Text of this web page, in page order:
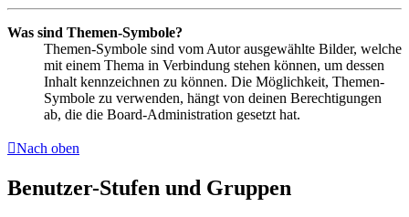
Was sind Themen-Symbole?
Themen-Symbole sind vom Autor ausgewählte Bilder, welche
mit einem Thema in Verbindung stehen können, um dessen
Inhalt kennzeichnen zu können. Die Möglichkeit, Themen-
Symbole zu verwenden, hängt von deinen Berechtigungen
ab, die die Board-Administration gesetzt hat.
Nach oben
Benutzer-Stufen und Gruppen